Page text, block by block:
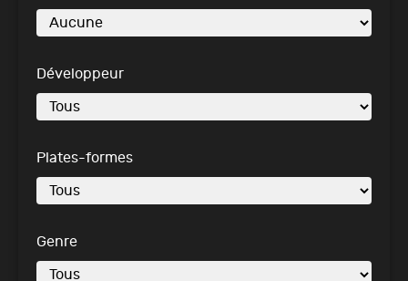
Développeur
Plates-formes
Genre